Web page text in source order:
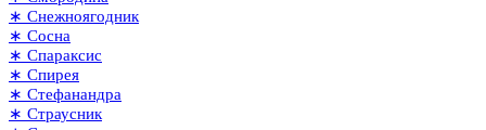
∗ Снежноягодник
∗ Сосна
∗ Спараксис
∗ Спирея
∗ Стефанандра
∗ Страусник